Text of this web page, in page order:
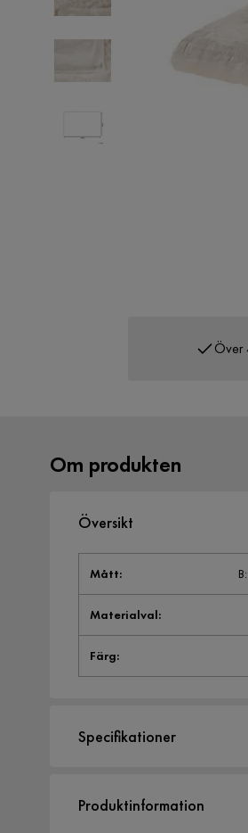
Över
Om produkten
Översikt
Mått:
Materialval:
Färg:
Specifikationer
Storlek
Produktinformation